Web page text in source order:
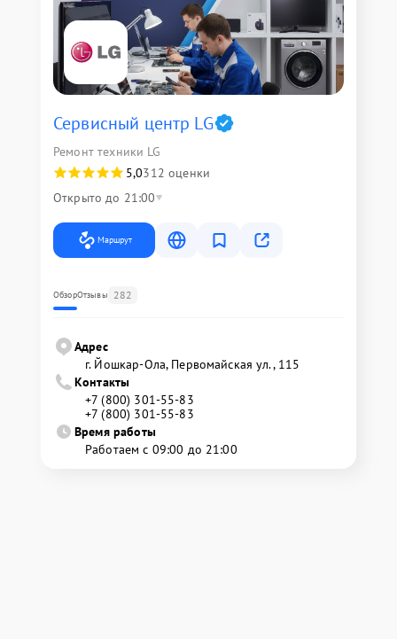
Сервисный центр LG
Ремонт техники LG
5,0312 оценки
Открыто до 21:00
Маршрут
ОбзорОтзывы 282
Адрес
г. Йошкар-Ола, Первомайская ул., 115
Контакты
+7 (800) 301-55-83
+7 (800) 301-55-83
Время работы
Работаем с 09:00 до 21:00